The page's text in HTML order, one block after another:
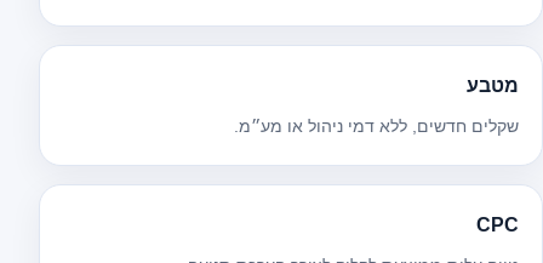
מטבע
שקלים חדשים, ללא דמי ניהול או מע״מ.
CPC